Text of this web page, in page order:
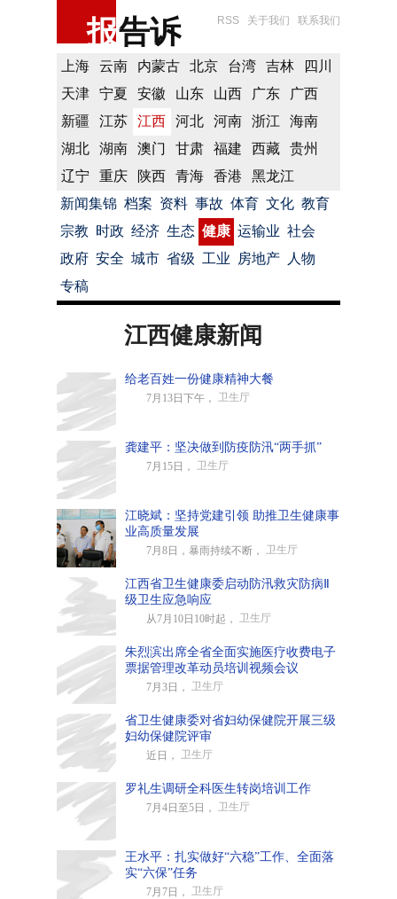
报告诉 RSS 关于我们 联系我们
上海 云南 内蒙古 北京 台湾 吉林
四川
天津
宁夏 安徽 山东 山西 广东
广西
新疆
江苏 江西 河北 河南 浙江
海南
湖北
湖南 澳门 甘肃 福建 西藏
贵州
辽宁
重庆 陕西 青海 香港
黑龙江
新闻集锦 档案 资料 事故 体育 文化 教育
宗教 时政 经济 生态 健康 运输业 社会
政府 安全 城市 省级 工业 房地产
人物
专稿
江西健康新闻
给老百姓一份健康精神大餐
7月13日下午， 卫生厅
龚建平：坚决做到防疫防汛“两手抓”
7月15日， 卫生厅
江晓斌：坚持党建引领 助推卫生健康事
业高质量发展
7月8日，暴雨持续不断， 卫生厅
江西省卫生健康委启动防汛救灾防病Ⅱ
级卫生应急响应
从7月10日10时起， 卫生厅
朱烈滨出席全省全面实施医疗收费电子
票据管理改革动员培训视频会议
7月3日， 卫生厅
省卫生健康委对省妇幼保健院开展三级
妇幼保健院评审
近日， 卫生厅
罗礼生调研全科医生转岗培训工作
7月4日至5日， 卫生厅
王水平：扎实做好“六稳”工作、全面落
实“六保”任务
7月7日， 卫生厅